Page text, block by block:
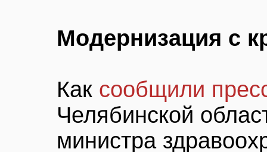
Модернизация с
Как сообщили
Челябинской
министра